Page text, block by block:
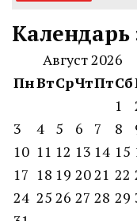
Календарь
Август 2026
ПнВтСрЧтПтСб
1
3
4 5 6 7 8
10 11 12 13 14 15
17 18 19 2021 22
24 25 26 27 28 29